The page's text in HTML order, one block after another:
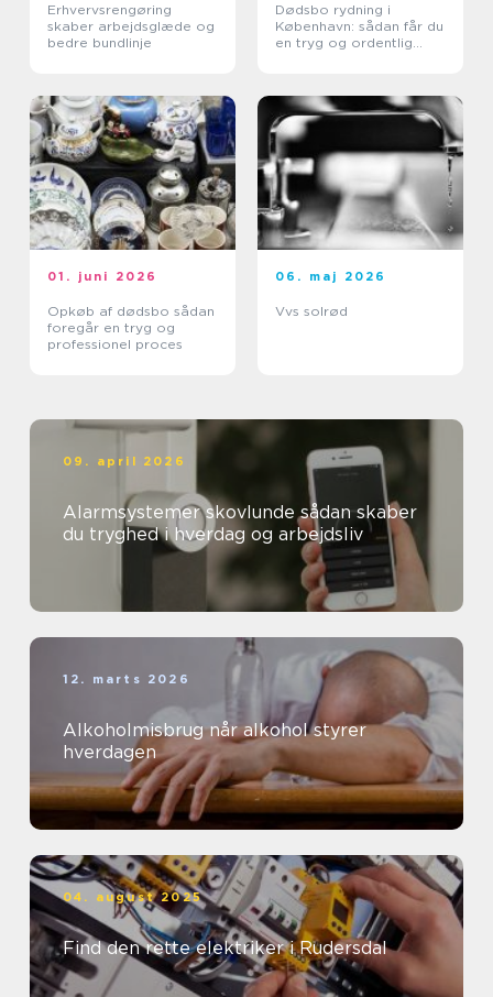
Erhvervsrengøring
skaber arbejdsglæde og
bedre bundlinje
Dødsbo rydning i
København: sådan får du
en tryg og ordentlig
01. juni 2026
Opkøb af dødsbo sådan
foregår en tryg og
professionel proces
06. maj 2026
Vvs solrød
09. april 2026
Alarmsystemer skovlunde sådan skaber
du tryghed i hverdag og arbejdsliv
12. marts 2026
Alkoholmisbrug når alkohol styrer
hverdagen
04. august 2025
Find den rette elektriker i Rudersdal